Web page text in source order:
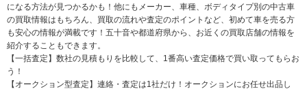
になる方法が見つかるかも！他にもメーカー、車種、ボディタイプ別の中古車
の買取情報はもちろん、買取の流れや査定のポイントなど、初めて車を売る方
も安心の情報が満載です！五十音や都道府県から、お近くの買取店舗の情報を
紹介することもできます。
【一括査定】数社の見積もりを比較して、1番高い査定価格で買い取ってもらお
う！
【オークション型査定】連絡・査定は1社だけ！オークションにお任せ出品し